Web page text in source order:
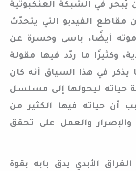
يُبحر في الشبكة العنكبوتية
مقاطع الفيديو التي يتحدّث
أيضًا، باسى وحسرة عن
وكثيرًا ما ردّد فيها مقولة
في هذا السياق أنه كان
حياته ليحولها إلى مسلسل
أن حياته فيها الكثير من
والإصرار والعمل على تحقق
الأبدي يدق بابه بقوة